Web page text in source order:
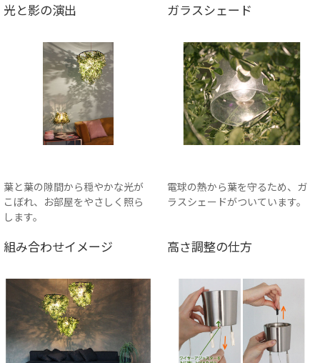
光と影の演出
葉と葉の隙間から穏やかな光が
こぼれ、お部屋をやさしく照ら
します。
ガラスシェード
電球の熱から葉を守るため、ガ
ラスシェードがついています。
組み合わせイメージ 高さ調整の仕方